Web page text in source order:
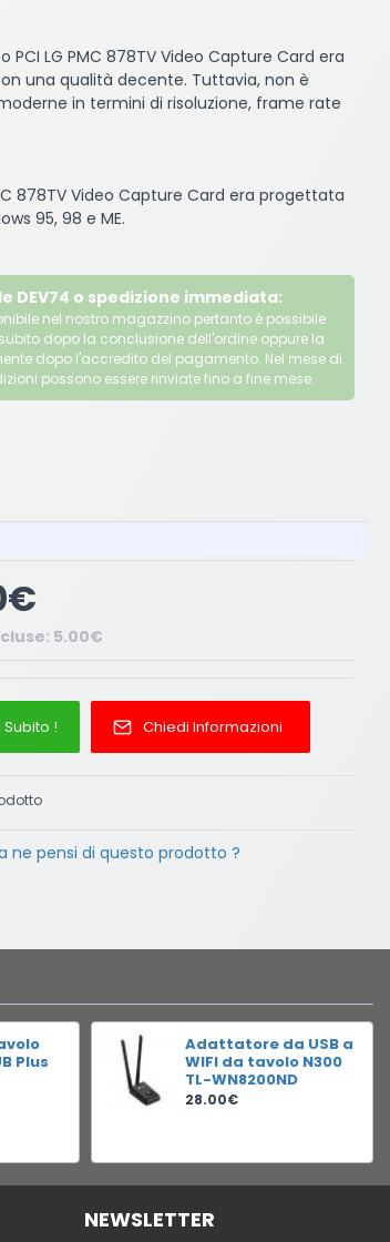
LG PMC 878TV Video Capture Card era
una qualità decente. Tuttavia, non è
in termini di risoluzione, frame rate
878TV Video Capture Card era progettata
95, 98 e ME.
ne pensi di questo prodotto ?
5.00€
! Chiedi Informazioni
DEV74 o spedizione immediata:
nel nostro magazzino pertanto è possibile
dopo la conclusione dell'ordine oppure la
dopo l'accredito del pagamento. Nel mese di
possono essere rinviate fino a fine mese.
Plus
Adattatore da USB a
WIFI da tavolo N300
TL-WN8200ND
28.00€
NEWSLETTER